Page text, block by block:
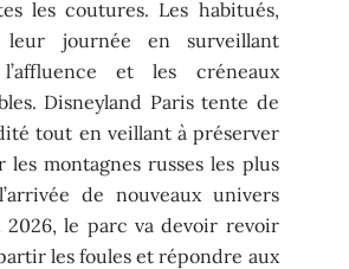
les coutures. Les habitués,
leur journée en surveillant
et les créneaux
Disneyland Paris tente de
tout en veillant à préserver
les montagnes russes les plus
de nouveaux univers
2026, le parc va devoir revoir
les foules et répondre aux